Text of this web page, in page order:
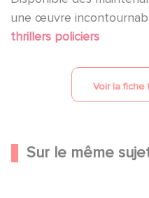
une œuvre
thrillers policiers
Voir la fiche
Sur le même